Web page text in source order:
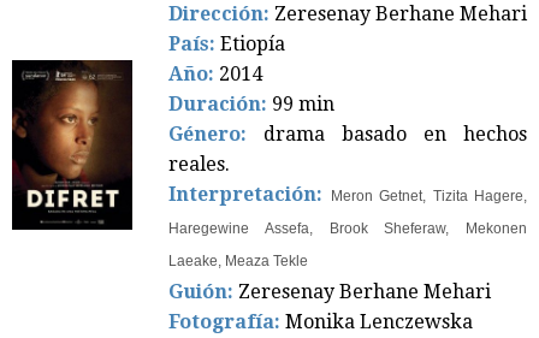
Dirección: Zeresenay Berhane Mehari
País: Etiopía
Año: 2014
Duración: 99 min
Género: drama basado en hechos
reales.
Interpretación:
Meron Getnet, Tizita Hagere,
Haregewine Assefa, Brook Sheferaw, Mekonen
Laeake, Meaza Tekle
Guión: Zeresenay Berhane Mehari
Fotografía: Monika Lenczewska